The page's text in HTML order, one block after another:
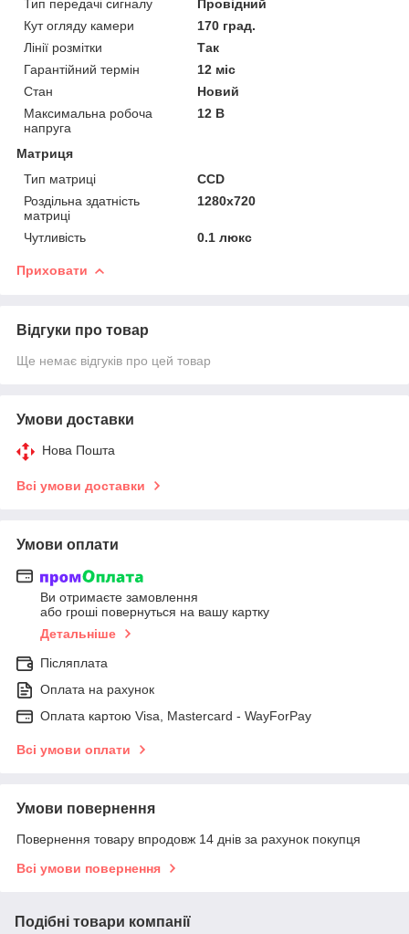
Тип передачі сигналу
Провідний
Кут огляду камери
170 град.
Лінії розмітки
Так
Гарантійний термін
12 міс
Стан
Новий
Максимальна робоча
напруга
12 В
Матриця
Тип матриці
CCD
Роздільна здатність
матриці
1280x720
Чутливість 0.1 люкс
Приховати
Відгуки про товар
Ще немає відгуків про цей товар
Умови доставки
Нова Пошта
Всі умови доставки
Умови оплати
Ви отримаєте замовлення
або гроші повернуться на вашу картку
Детальніше
Післяплата
Оплата на рахунок
Оплата картою Visa, Mastercard - WayForPay
Всі умови оплати
Умови повернення
Повернення товару впродовж 14 днів за рахунок покупця
Всі умови повернення
Подібні товари компанії